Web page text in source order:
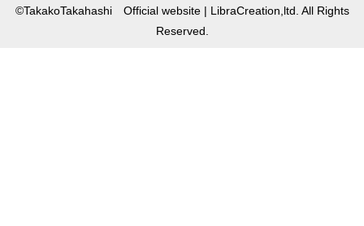
©TakakoTakahashi Official website | LibraCreation,ltd. All Rights
Reserved.